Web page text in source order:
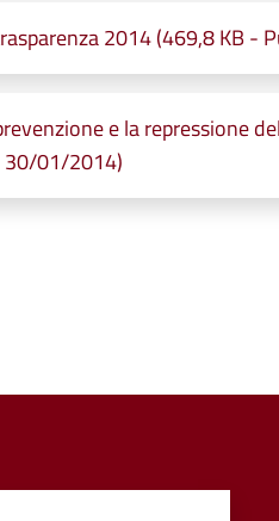
2014 (469,8 KB -
e la repressione
30/01/2014)